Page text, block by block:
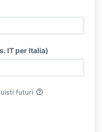
IT per Italia)
futuri help_outline